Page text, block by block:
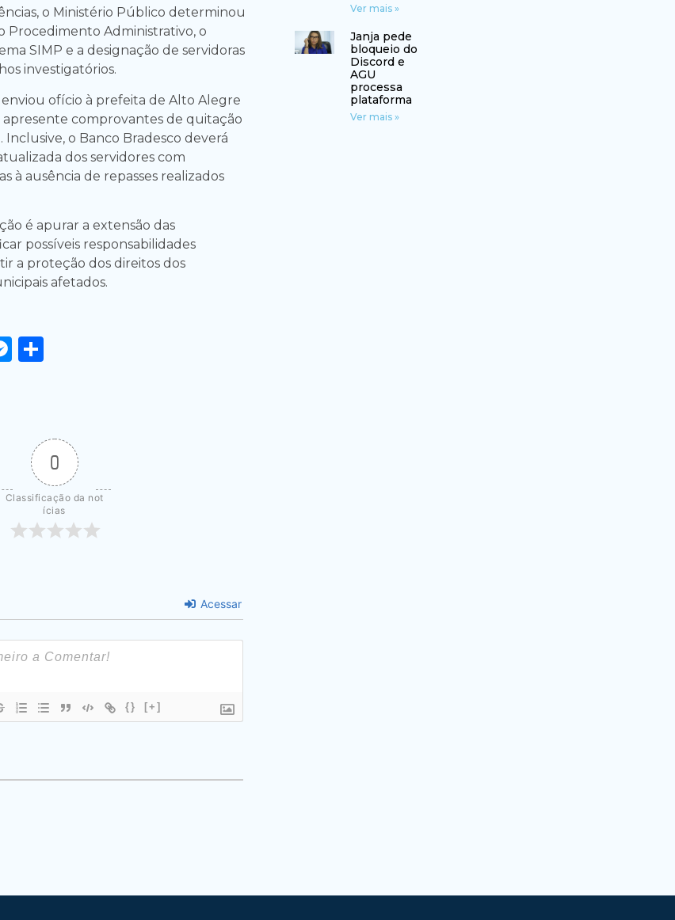
o Ministério Público determinou
Procedimento Administrativo, o
SIMP e a designação de servidoras
investigatórios.
ofício à prefeita de Alto Alegre
comprovantes de quitação
Inclusive, o Banco Bradesco deverá
dos servidores com
à ausência de repasses realizados
é apurar a extensão das
possíveis responsabilidades
a proteção dos direitos dos
afetados.
Messenger
0
Classificação da not
ícias
Acessar
{} [+]
Ver mais »
Janja pede
bloqueio do
Discord e
AGU
processa
plataforma
Ver mais »